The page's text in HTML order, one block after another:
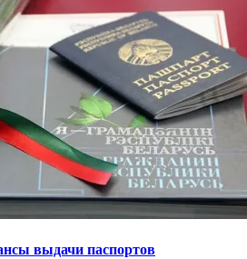
выдачи паспортов